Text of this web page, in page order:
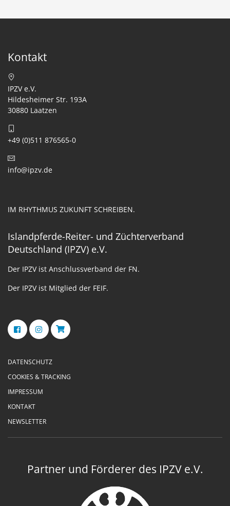
Kontakt
IPZV e.V.
Hildesheimer Str. 193A
30880 Laatzen
+49 (0)511 876565-0
info@ipzv.de
IM RHYTHMUS ZUKUNFT SCHREIBEN.
Islandpferde-Reiter- und Züchterverband
Deutschland (IPZV) e.V.
Der IPZV ist Anschlussverband der FN.
Der IPZV ist Mitglied der FEIF.
DATENSCHUTZ
COOKIES & TRACKING
IMPRESSUM
KONTAKT
NEWSLETTER
Partner und Förderer des IPZV e.V.